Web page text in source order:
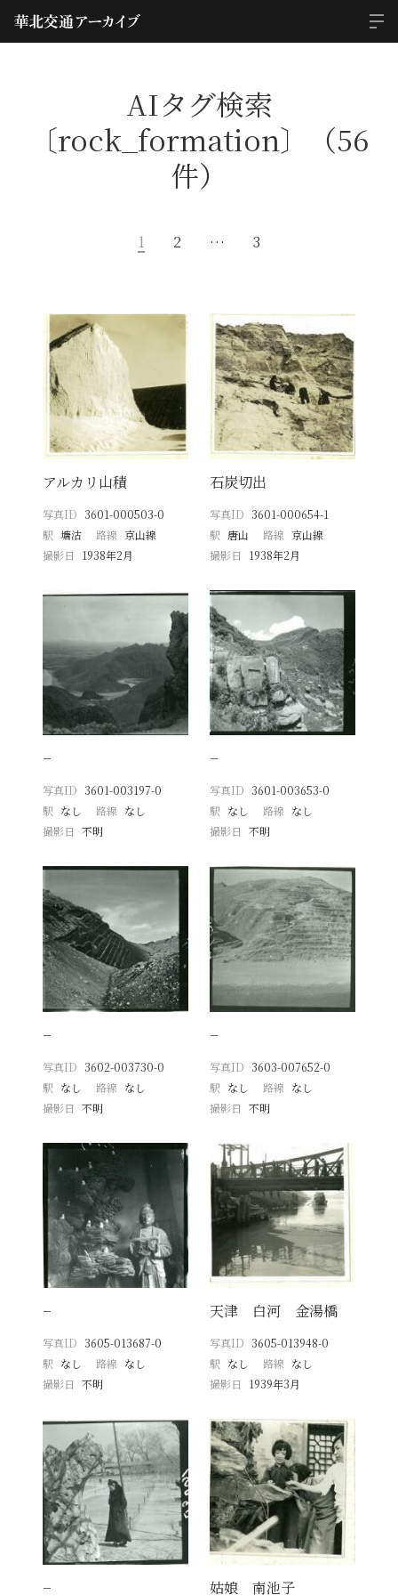
AIタグ検索
〔rock_formation〕（56
件）
1 2 … 3
アルカリ山積
写真ID 3601-000503-0
駅 塘沽 路線 京山線
撮影日
1938年2月
石炭切出
写真ID 3601-000654-1
駅 唐山 路線 京山線
撮影日
1938年2月
−
写真ID 3601-003197-0
駅 なし 路線 なし
撮影日
不明
−
写真ID 3601-003653-0
駅 なし 路線 なし
撮影日 不明
−
写真ID 3602-003730-0
駅 なし 路線 なし
撮影日
不明
−
写真ID 3603-007652-0
駅 なし 路線 なし
撮影日 不明
−
写真ID 3605-013687-0
駅 なし 路線 なし
撮影日
不明
天津 白河 金湯橋
写真ID 3605-013948-0
駅 なし 路線 なし
撮影日
1939年3月
− 姑娘 南池子